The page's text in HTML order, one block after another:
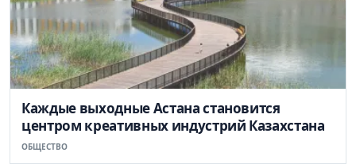
Каждые выходные Астана становится
центром креативных индустрий Казахстана
ОБЩЕСТВО